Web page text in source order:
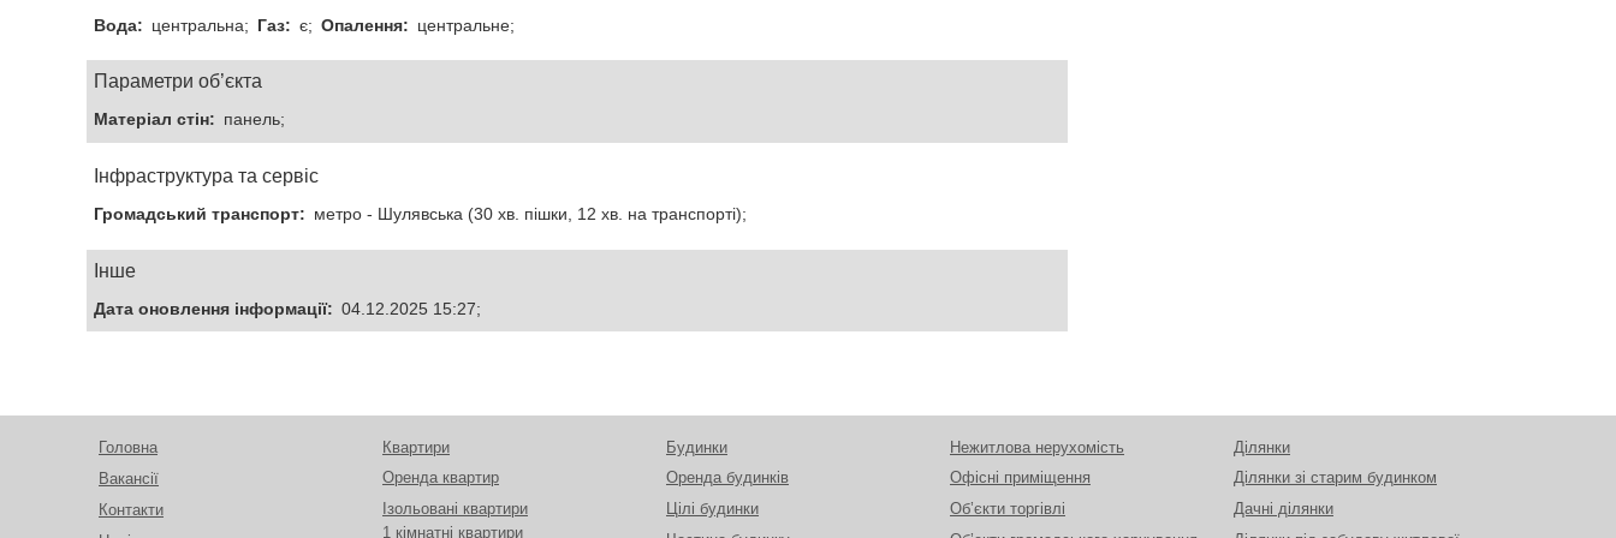
Вода: центральна; Газ: є; Опалення: центральне;
Параметри об’єкта
Матеріал стін: панель;
Інфраструктура та сервіс
Громадський транспорт: метро - Шулявська (30 хв. пішки, 12 хв. на транспорті);
Інше
Дата оновлення інформації: 04.12.2025 15:27;
Головна
Вакансії
Контакти
Квартири
Оренда квартир
Ізольовані квартири
1 кімнатні квартири
Будинки
Оренда будинків
Цілі будинки
Нежитлова нерухомість
Офісні приміщення
Об’єкти торгівлі
Ділянки
Ділянки зі старим будинком
Дачні ділянки